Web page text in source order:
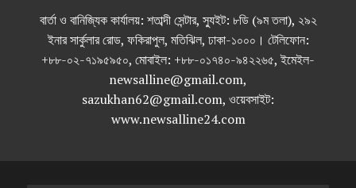
বার্তা ও বানিজ্যিক কার্যালয়: শতাব্দী সেন্টার, স্যুইট: ৮ডি (৯ম তলা), ২৯২
ইনার সার্কুলার রোড, ফকিরাপুল, মতিঝিল, ঢাকা-১০০০। টেলিফোন:
+৮৮-০২-৭১৯৫৯৫০, মোবাইল: +৮৮-০১৭৪০-৯৪২২৬৫, ইমেইল-
newsalline@gmail.com,
sazukhan62@gmail.com, ওয়েবসাইট:
www.newsalline24.com